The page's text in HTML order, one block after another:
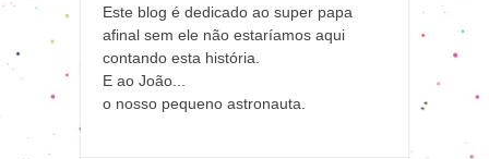
Este blog é dedicado ao super papa
afinal sem ele não estaríamos aqui
contando esta história.
E ao João...
o nosso pequeno astronauta.